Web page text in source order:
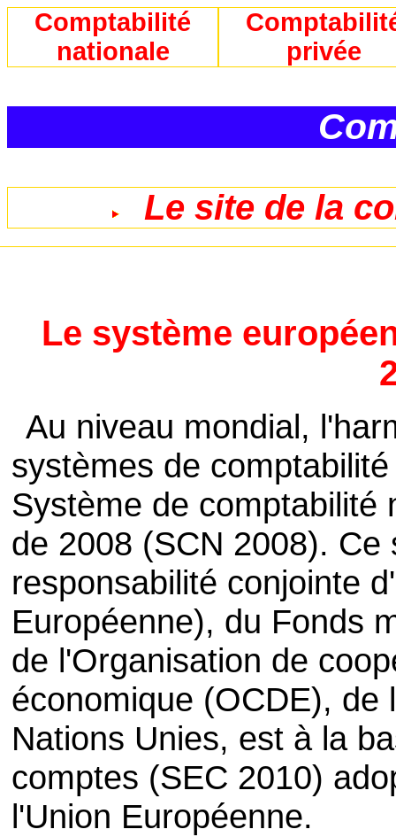
Comptabilité
nationale
privée
Le site de la
Le système
Au niveau mondial,
systèmes de
Système de comptabilité
de 2008 (SCN 2008).
responsabilité conjointe
Européenne), du Fonds
de l'Organisation de
économique (OCDE), de
Nations Unies, est à la
comptes (SEC 2010)
l'Union Européenne.